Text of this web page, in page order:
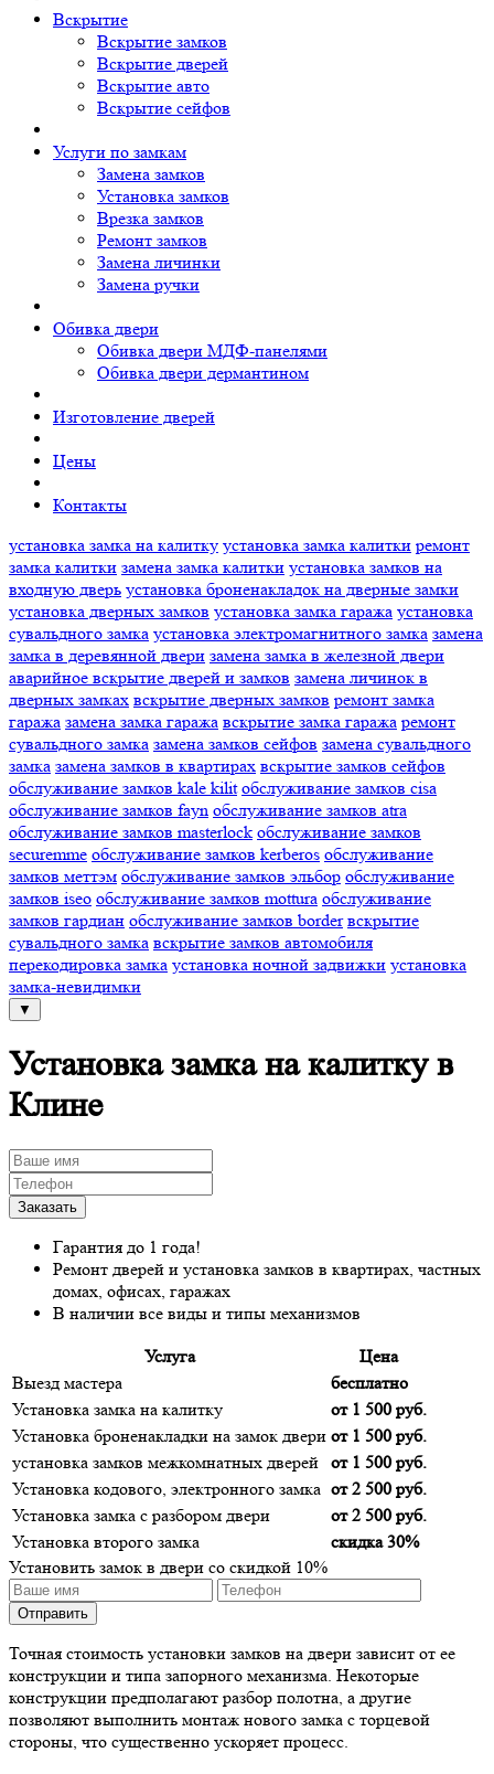
Вскрытие
Вскрытие замков
Вскрытие дверей
Вскрытие авто
Вскрытие сейфов
Услуги по замкам
Замена замков
Установка замков
Врезка замков
Ремонт замков
Замена личинки
Замена ручки
Обивка двери
Обивка двери МДФ-панелями
Обивка двери дермантином
Изготовление дверей
Цены
Контакты
установка замка на калитку установка замка калитки ремонт
замка калитки замена замка калитки установка замков на
входную дверь установка броненакладок на дверные замки
установка дверных замков установка замка гаража установка
сувальдного замка установка электромагнитного замка замена
замка в деревянной двери замена замка в железной двери
аварийное вскрытие дверей и замков замена личинок в
дверных замках вскрытие дверных замков ремонт замка
гаража замена замка гаража вскрытие замка гаража ремонт
сувальдного замка замена замков сейфов замена сувальдного
замка замена замков в квартирах вскрытие замков сейфов
обслуживание замков kale kilit обслуживание замков cisa
обслуживание замков fayn обслуживание замков atra
обслуживание замков masterlock обслуживание замков
securemme обслуживание замков kerberos обслуживание
замков меттэм обслуживание замков эльбор обслуживание
замков iseo обслуживание замков mottura обслуживание
замков гардиан обслуживание замков border вскрытие
сувальдного замка вскрытие замков автомобиля
перекодировка замка установка ночной задвижки установка
замка-невидимки
▼
Установка замка на калитку в
Клине
Гарантия до 1 года!
Ремонт дверей и установка замков в квартирах, частных
домах, офисах, гаражах
В наличии все виды и типы механизмов
Услуга
Цена
Выезд мастера
бесплатно
Установка замка на калитку
от 1 500 руб.
Установка броненакладки на замок двери от 1 500 руб.
установка замков межкомнатных дверей от 1 500 руб.
Установка кодового, электронного замка от 2 500 руб.
Установка замка с разбором двери
от 2 500 руб.
Установка второго замка
скидка 30%
Установить замок в двери со скидкой 10%
Точная стоимость установки замков на двери зависит от ее
конструкции и типа запорного механизма. Некоторые
конструкции предполагают разбор полотна, а другие
позволяют выполнить монтаж нового замка с торцевой
стороны, что существенно ускоряет процесс.